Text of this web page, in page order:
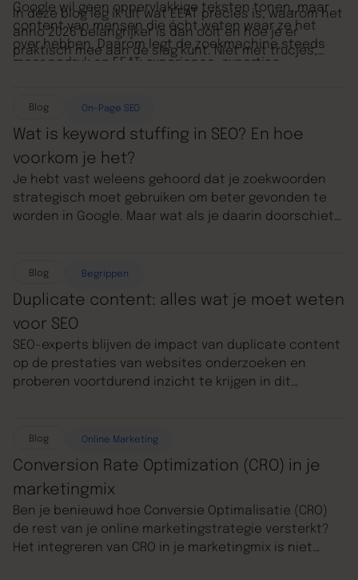
Google wil geen oppervlakkige teksten tonen, maar
content van mensen die écht weten waar ze het
over hebben. Daarom legt de zoekmachine steeds
meer nadruk op EEAT: experience, expertise,
In deze blog leg ik uit wat EEAT precies is, waarom het
anno 2026 belangrijker is dan ooit en hoe je er
praktisch mee aan de slag kunt. Niet met trucjes,
Blog On-Page SEO
Wat is keyword stuffing in SEO? En hoe
voorkom je het?
Je hebt vast weleens gehoord dat je zoekwoorden
strategisch moet gebruiken om beter gevonden te
worden in Google. Maar wat als je daarin doorschiet?
hoger te laten ranken, maar in werkelijkheid kan het
je juist schade toebrengen. Laten we eens goed
kijken naar wat keyword stuffing is en hoe je
voorkomt dat jouw website daardoor slechter scoort
in de zoekresultaten.
Blog Begrippen
Duplicate content: alles wat je moet weten
voor SEO
SEO-experts blijven de impact van duplicate content
op de prestaties van websites onderzoeken en
proberen voortdurend inzicht te krijgen in dit
dit te vermijden? In deze blog ontdek je alle
essentiële informatie over dit onderwerp!
Blog Online Marketing
Conversion Rate Optimization (CRO) in je
marketingmix
Ben je benieuwd hoe Conversie Optimalisatie (CRO)
de rest van je online marketingstrategie versterkt?
Het integreren van CRO in je marketingmix is niet